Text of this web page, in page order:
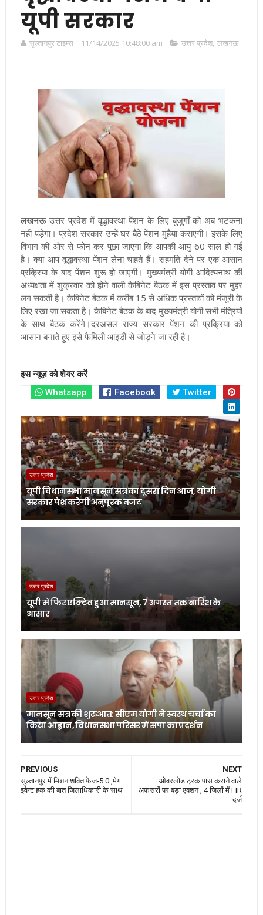
यूपी सरकार
सुल्तानपुर टाइम्स 11/14/2025 10:48:00 am उत्तर प्रदेश, लखनऊ
लखनऊउत्तर प्रदेशमें वृद्धावस्था पेंशन के लिए बुजुर्गों को अब भटकना
नहीं पड़ेगा। प्रदेश सरकार उन्हें घर बैठे पेंशन मुहैया कराएगी। इसके लिए
विभाग की ओर से फोन कर पूछा जाएगा कि आपकी आयु 60 साल हो गई
है। क्या आप वृद्धावस्था पेंशन लेना चाहते हैं। सहमति देने पर एक आसान
प्रक्रिया के बाद पेंशन शुरू हो जाएगी। मुख्यमंत्री योगी आदित्यनाथ की
अध्यक्षता में शुक्रवार को होने वाली कैबिनेट बैठक में इस प्रस्ताव पर मुहर
लग सकती है। कैबिनेट बैठक में करीब 15 से अधिक प्रस्तावों को मंजूरी के
लिए रखा जा सकता है। कैबिनेट बैठक के बाद मुख्यमंत्री योगी सभी मंत्रियों
के साथ बैठक करेंगे।दरअसल राज्य सरकार पेंशन की प्रक्रिया को
आसान बनाते हुए इसे फैमिली आइडी से जोड़ने जा रही है।
इस न्यूज़ को शेयर करें
Whatsapp
Facebook Twitter
उत्तर प्रदेश
यूपी विधानसभा मानसून सत्र का दूसरा दिन आज, योगी
सरकार पेश करेगी अनुपूरक बजट
उत्तर प्रदेश
यूपी में फिर एक्टिव हुआ मानसून, 7 अगस्त तक बारिश के
आसार
उत्तर प्रदेश
मानसून सत्र की शुरुआत: सीएम योगी ने स्वस्थ चर्चा का
किया आह्वान, विधानसभा परिसर में सपा का प्रदर्शन
NEXT
ओवरलोड ट्रक पास कराने वाले
अफसरों पर बड़ा एक्शन , 4 जिलों में FIR
दर्ज
PREVIOUS
सुल्तानपुर में मिशन शक्ति फेज-5.0 ,मेगा
इवेन्ट हक की बात जिलाधिकारी के साथ